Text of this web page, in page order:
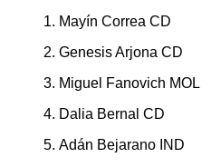
Mayín Correa CD
Genesis Arjona CD
Miguel Fanovich MOL
Dalia Bernal CD
Adán Bejarano IND